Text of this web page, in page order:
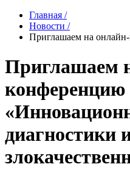
Главная /
Новости /
Приглашаем на
Приглашаем
конференцию
диагностики